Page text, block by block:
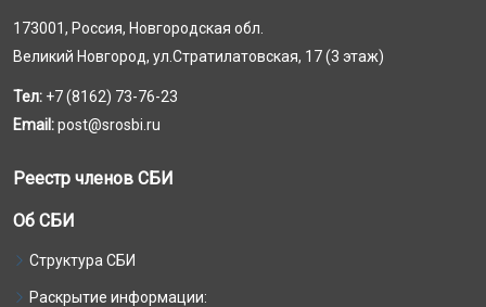
173001, Россия, Новгородская обл.
Великий Новгород, ул.Стратилатовская, 17 (3 этаж)
Тел: +7 (8162) 73-76-23
Email:post@srosbi.ru
Реестр членов СБИ
Об СБИ
Структура СБИ
Раскрытие информации: